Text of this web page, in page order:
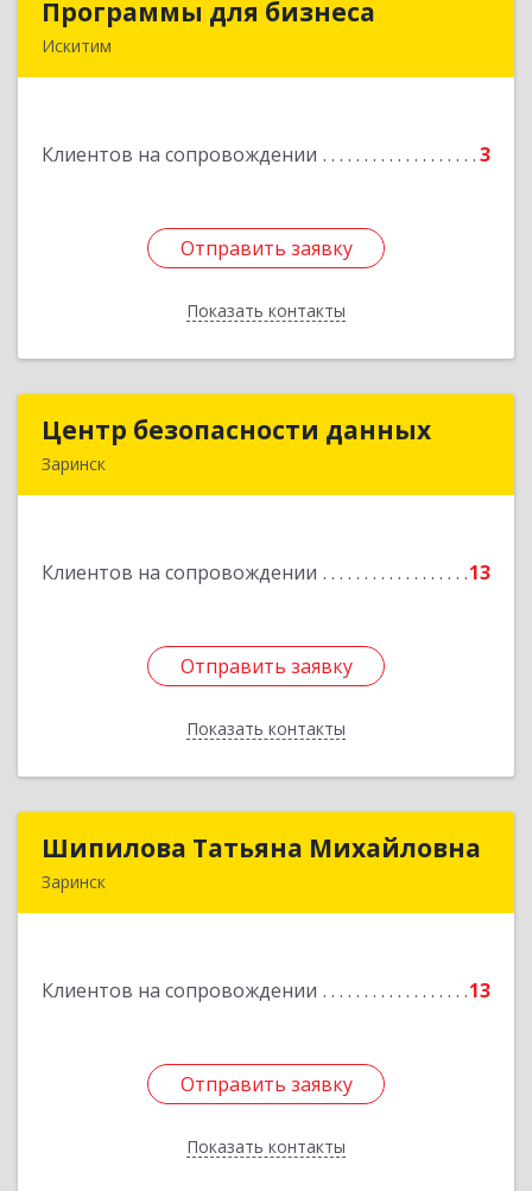
Программы для бизнеса
Искитим
Клиентов на сопровождении 3
Отправить заявку
Показать контакты
Программы для бизнеса
Отправить заявку
Назад
Центр безопасности данных
Заринск
Клиентов на сопровождении 13
Отправить заявку
Показать контакты
Центр безопасности данных
Подробнее
Отправить заявку
Назад
Шипилова Татьяна Михайловна
Заринск
Клиентов на сопровождении 13
Отправить заявку
Показать контакты
Шипилова Татьяна Михайловна
Отправить заявку
Назад